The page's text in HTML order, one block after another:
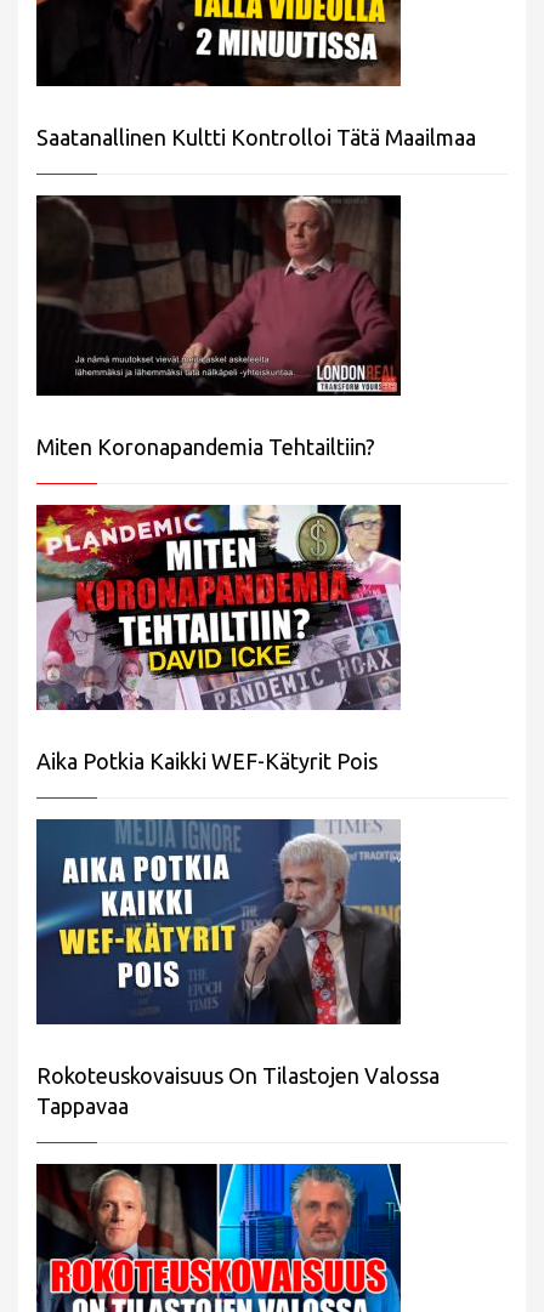
Saatanallinen Kultti Kontrolloi Tätä Maailmaa
Miten Koronapandemia Tehtailtiin?
Aika Potkia Kaikki WEF-Kätyrit Pois
Rokoteuskovaisuus On Tilastojen Valossa
Tappavaa